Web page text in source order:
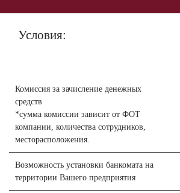
Условия:
Комиссия за зачисление денежных
средств
*сумма комиссии зависит от ФОТ
компании, количества сотрудников,
месторасположения.
Возможность установки банкомата на
территории Вашего предприятия